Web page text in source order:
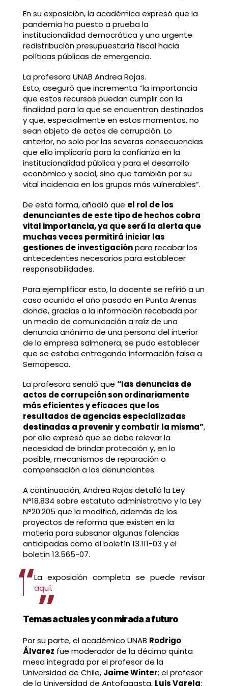
En su exposición, la académica expresó que la
pandemia ha puesto a prueba la
institucionalidad democrática y una urgente
redistribución presupuestaria fiscal hacia
políticas públicas de emergencia.
La profesora UNAB Andrea Rojas.
Esto, aseguró que incrementa “la importancia
que estos recursos puedan cumplir con la
finalidad para la que se encuentran destinados
y que, especialmente en estos momentos, no
sean objeto de actos de corrupción. Lo
anterior, no solo por las severas consecuencias
que ello implicaría para la confianza en la
institucionalidad pública y para el desarrollo
económico y social, sino que también por su
vital incidencia en los grupos más vulnerables”.
De esta forma, añadió que el rol de los
denunciantes de este tipo de hechos cobra
vital importancia, ya que será la alerta que
muchas veces permitirá iniciar las
gestiones de investigaciónpara recabar los
antecedentes necesarios para establecer
responsabilidades.
Para ejemplificar esto, la docente se refirió a un
caso ocurrido el año pasado en Punta Arenas
donde, gracias a la información recabada por
un medio de comunicación a raíz de una
denuncia anónima de una persona del interior
de la empresa salmonera, se pudo establecer
que se estaba entregando información falsa a
Sernapesca.
La profesora señaló que “las denuncias de
actos de corrupción son ordinariamente
más eficientes y eficaces que los
resultados de agencias especializadas
destinadas a prevenir y combatir la misma”,
por ello expresó que se debe relevar la
necesidad de brindar protección y, en lo
posible, mecanismos de reparación o
compensación a los denunciantes.
A continuación, Andrea Rojas detalló la Ley
N°18.834 sobre estatuto administrativo y la Ley
N°20.205 que la modificó, además de los
proyectos de reforma que existen en la
materia para subsanar algunas falencias
anticipadas como el boletín 13.111-03 y el
boletín 13.565-07.
La exposición completa se puede revisar
aquí.
Temas actuales y con mirada a futuro
Por su parte, el académico UNAB Rodrigo
Álvarez fue moderador de la décimo quinta
mesa integrada por el profesor de la
Universidad de Chile, Jaime Winter; el profesor
de la Universidad de Antofagasta, Luis Varela;